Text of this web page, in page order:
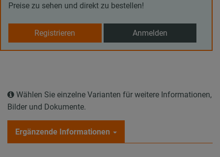
Preise zu sehen und direkt zu bestellen!
Registrieren Anmelden
Wählen Sie einzelne Varianten für weitere Informationen,
Bilder und Dokumente.
Ergänzende Informationen